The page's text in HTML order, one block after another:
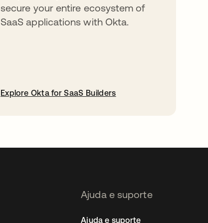
secure your entire ecosystem of
SaaS applications with Okta.
Explore Okta for SaaS Builders
Ajuda e suporte
Ajuda e suporte